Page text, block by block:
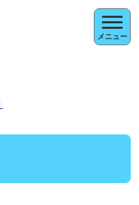
メニュー